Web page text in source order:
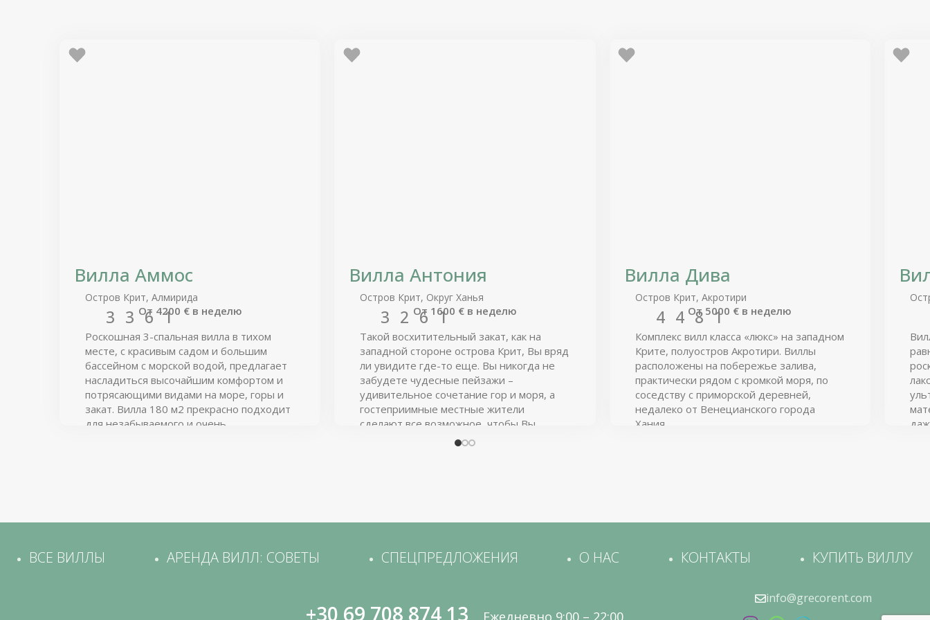
Вилла Аммос
Остров Крит, Алмирида
От 4200 € в неделю
3 3 6 1
Роскошная 3-спальная вилла в тихом
месте, с красивым садом и большим
бассейном с морской водой, предлагает
насладиться высочайшим комфортом и
потрясающими видами на море, горы и
закат. Вилла 180 м2 прекрасно подходит
для незабываемого и очень
Западного Крита.
Вилла Антония
Остров Крит, Округ Ханья
От 1600 € в неделю
3 2 6 1
Такой восхитительный закат, как на
западной стороне острова Крит, Вы вряд
ли увидите где-то еще. Вы никогда не
забудете чудесные пейзажи –
удивительное сочетание гор и моря, а
гостеприимные местные жители
сделают все возможное, чтобы Вы
почувствовали себя как дома.
Вилла Дива
Остров Крит, Акротири
От 5000 € в неделю
4 4 8 1
Комплекс вилл класса «люкс» на западном
Крите, полуостров Акротири. Виллы
расположены на побережье залива,
практически рядом с кромкой моря, по
соседству с приморской деревней,
недалеко от Венецианского города
Хания.
ВСЕ ВИЛЛЫ АРЕНДА ВИЛЛ: СОВЕТЫ СПЕЦПРЕДЛОЖЕНИЯ О НАС КОНТАКТЫ КУПИТЬ ВИЛЛУ
+30 69 708 874 13 Ежедневно 9:00 – 22:00
info@grecorent.com